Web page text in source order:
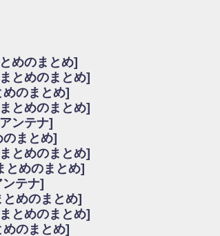
ハ！』ミーグリ日程がこちら
ジギレしてる
】
ップ / 良い品揃え！櫻坂46 12thシングル『Make or
！』ミーグリ日程がこちら
けるな
or Break』オフィシャルグッズ解禁
る
ップ / れなッピーズ集結！櫻坂46守屋麗奈×遠藤理子
ーグリ日程がこちら
ップ / 日向坂46卒業後初共演！佐々木久美さん、師
めのまとめ]
とめのまとめ]
のまとめ]
とめのまとめ]
ンテナ]
のまとめ]
とめのまとめ]
とめのまとめ]
テナ]
めのまとめ]
とめのまとめ]
めのまとめ]